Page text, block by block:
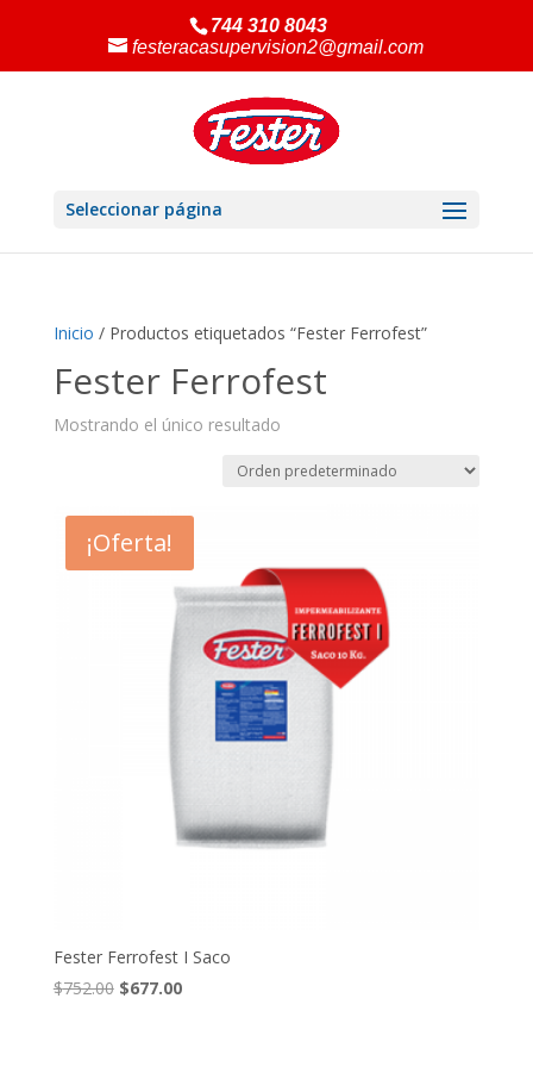
744 310 8043
festeracasupervision2@gmail.com
Seleccionar página
Inicio / Productos etiquetados “Fester Ferrofest”
Fester Ferrofest
Mostrando el único resultado
¡Oferta!
Fester Ferrofest I Saco
$752.00 El
$677.00El